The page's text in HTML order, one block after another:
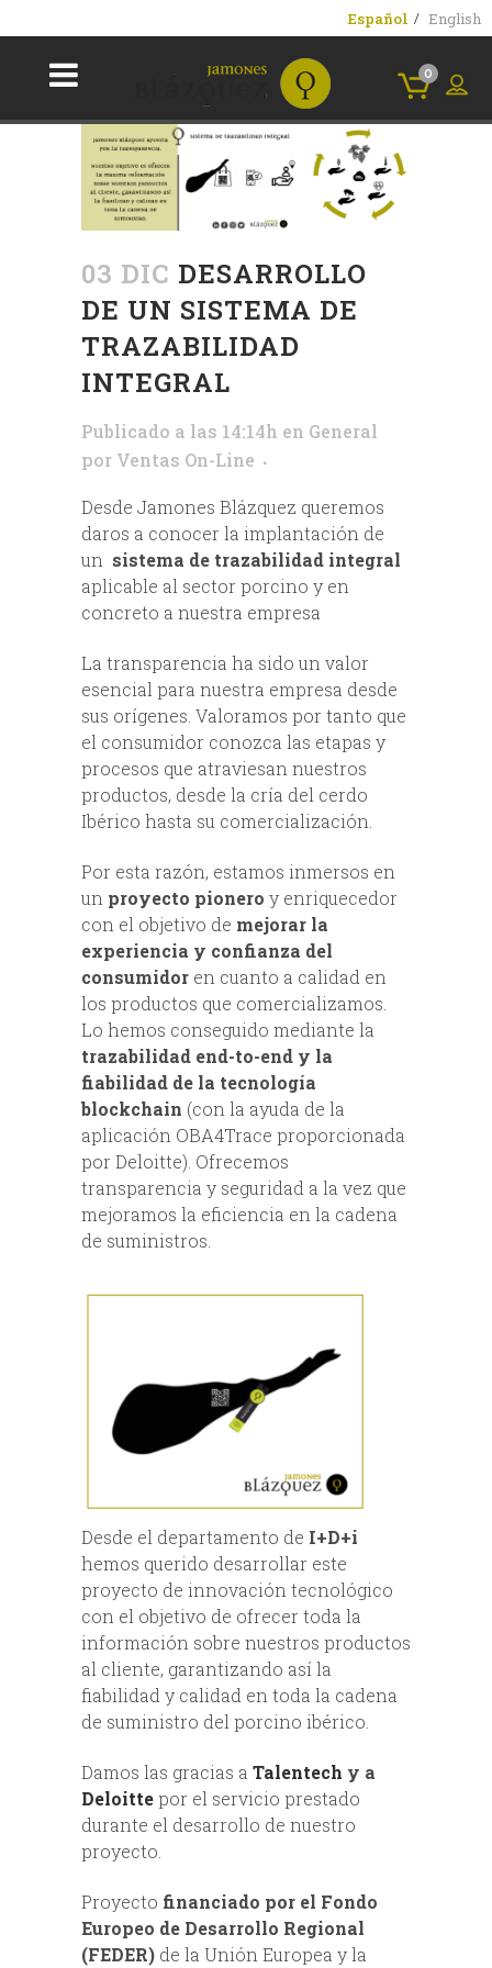
Español English
0
03 DIC DESARROLLO
DE UN SISTEMA DE
TRAZABILIDAD
INTEGRAL
Publicado a las 14:14h en General
por Ventas On-Line
Desde Jamones Blázquez queremos
daros a conocer la implantación de
un sistema de trazabilidad integral
aplicable al sector porcino y en
concreto a nuestra empresa
La transparencia ha sido un valor
esencial para nuestra empresa desde
sus orígenes. Valoramos por tanto que
el consumidor conozca las etapas y
procesos que atraviesan nuestros
productos, desde la cría del cerdo
Ibérico hasta su comercialización.
Por esta razón, estamos inmersos en
un proyecto pionero y enriquecedor
con el objetivo de mejorar la
experiencia y confianza del
consumidor en cuanto a calidad en
los productos que comercializamos.
Lo hemos conseguido mediante la
trazabilidad end-to-end y la
fiabilidad de la tecnología
blockchain (con la ayuda de la
aplicación OBA4Trace proporcionada
por Deloitte). Ofrecemos
transparencia y seguridad a la vez que
mejoramos la eficiencia en la cadena
de suministros.
Desde el departamento de I+D+i
hemos querido desarrollar este
proyecto de innovación tecnológico
con el objetivo de ofrecer toda la
información sobre nuestros productos
al cliente, garantizando así la
fiabilidad y calidad en toda la cadena
de suministro del porcino ibérico.
Damos las gracias a Talentech y a
Deloittepor el servicio prestado
durante el desarrollo de nuestro
proyecto.
Proyecto financiado por el Fondo
Europeo de Desarrollo Regional
(FEDER) de la Unión Europea y la